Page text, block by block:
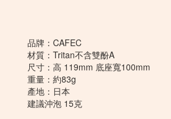
品牌：CAFEC
材質：Tritan不含雙酚A
尺寸：高 119mm 底座寬100mm
重量：約83g
產地：日本
建議沖泡 15克